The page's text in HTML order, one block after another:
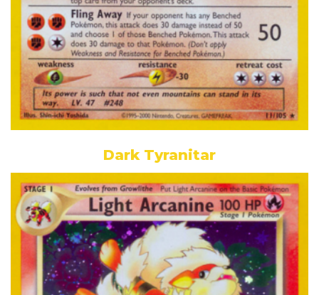
Dark Tyranitar